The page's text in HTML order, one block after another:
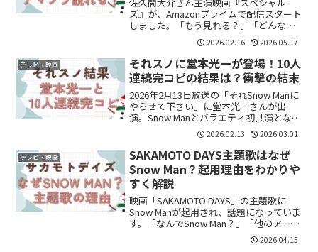
ズ』が、Amazonプライムで配信スタート
しました。「もう見れる？」「どんな映
画？」「面白い？」と気になって検索し
た人も多いのではないでしょうか。『ス
ペシャルズ』は、“殺し屋×ダンス”とい
うかなり unus...
2026.02.16 2026.05.17
テレビ・映画
それスノに堂本光一が登場！10人
連続完コピの結果は？衝撃の結末
2026年2月13日放送の「それSnow Manに
やらせて下さい」に堂本光一さんが出
演。Snow Manとバラエティ初共演となっ
た今回、人気企画「10人連続完コピチャ
レンジ」に挑戦しました。結果は――歌ジャ
ストのみ1発成功。他チャレンジは惜...
2026.02.13 2026.03.01
テレビ・映画
SAKAMOTO DAYS主題歌はなぜ
Snow Man？起用理由をわかりや
すく解説
映画「SAKAMOTO DAYS」の主題歌に
Snow Manが起用され、話題になっていま
す。「なんでSnow Man？」「他のアーテ
ィストじゃなくて理由あるの？」と気に
なった方も多いのではないでしょうか。
2026.04.15